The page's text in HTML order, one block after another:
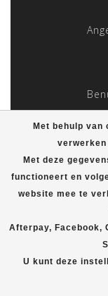
Met behulp
Met deze
functioneert en
website mee te
Afterpay, Facebook,
U kunt deze
©